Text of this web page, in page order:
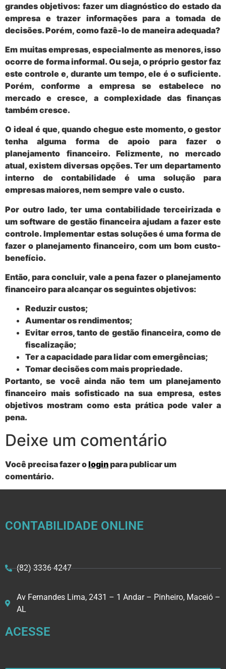
grandes objetivos: fazer um diagnóstico do estado da
empresa e trazer informações para a tomada de
decisões. Porém, como fazê-lo de maneira adequada?
Em muitas empresas, especialmente as menores, isso
ocorre de forma informal. Ou seja, o próprio gestor faz
este controle e, durante um tempo, ele é o suficiente.
Porém, conforme a empresa se estabelece no
mercado e cresce, a complexidade das finanças
também cresce.
O ideal é que, quando chegue este momento, o gestor
tenha alguma forma de apoio para fazer o
planejamento financeiro. Felizmente, no mercado
atual, existem diversas opções. Ter um departamento
interno de contabilidade é uma solução para
empresas maiores, nem sempre vale o custo.
Por outro lado, ter uma contabilidade terceirizada e
um software de gestão financeira ajudam a fazer este
controle. Implementar estas soluções é uma forma de
fazer o planejamento financeiro, com um bom custo-
benefício.
Então, para concluir, vale a pena fazer o planejamento
financeiropara alcançar os seguintes objetivos:
Reduzir custos;
Aumentar os rendimentos;
Evitar erros, tanto de gestão financeira, como de
fiscalização;
Ter a capacidade para lidar com emergências;
Tomar decisões com mais propriedade.
Portanto, se você ainda não tem um planejamento
financeiro mais sofisticado na sua empresa, estes
objetivos mostram como esta prática pode valer a
pena.
Deixe um comentário
Você precisa fazer ologinpara publicar um
comentário.
CONTABILIDADE ONLINE
(82) 3336-4247
Av Fernandes Lima, 2431 – 1 Andar – Pinheiro, Maceió –
AL
ACESSE